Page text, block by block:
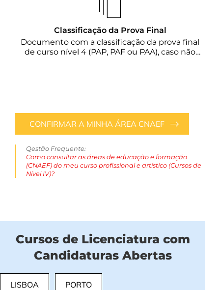
Classificação da Prova Final
Documento com a classificação da prova final
de curso nível 4 (PAP, PAF ou PAA), caso não
CONFIRMAR A MINHA ÁREA CNAEF
Qestão Frequente:
Como consultar as áreas de educação e formação
(CNAEF) do meu curso profissional e artístico (Cursos de
Nível IV)?
Cursos de Licenciatura com
Candidaturas Abertas
LISBOA PORTO